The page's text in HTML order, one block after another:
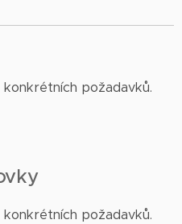
požadavků.
požadavků.